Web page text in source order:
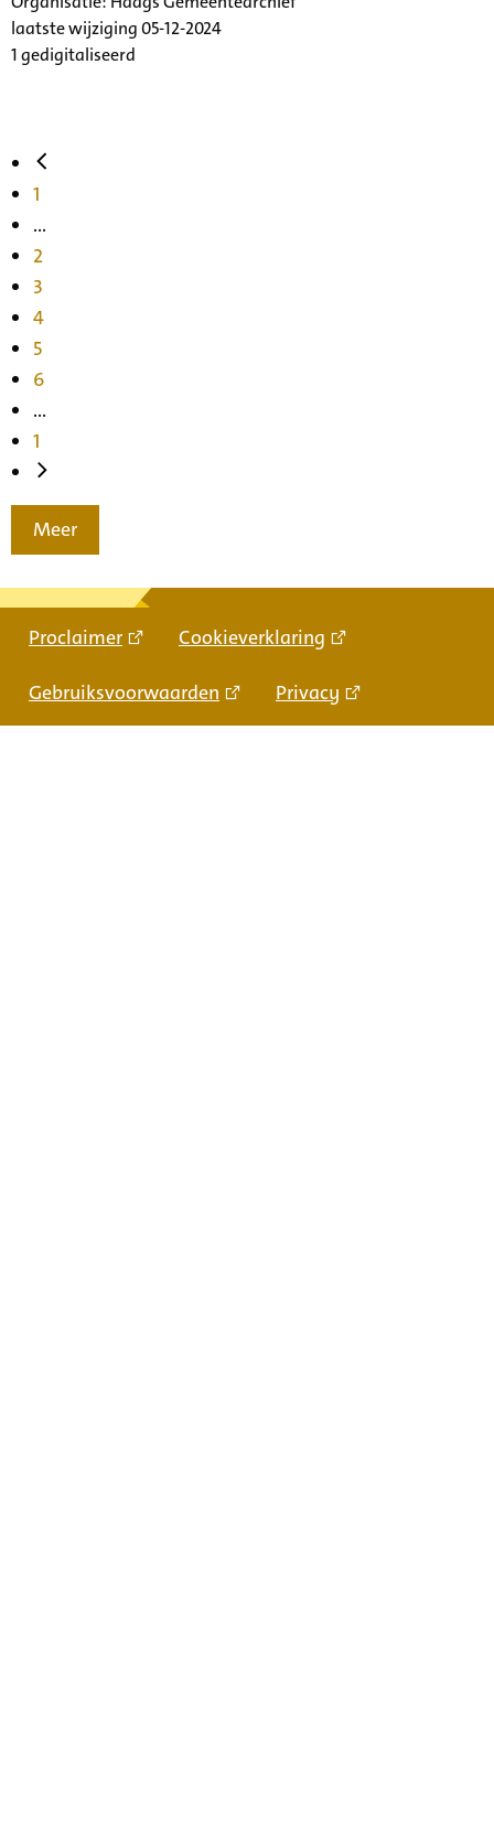
laatste wijziging 05-12-2024
1 gedigitaliseerd
1
...
2
3
4
5
6
...
1
Meer
Proclaimer Cookieverklaring
Gebruiksvoorwaarden Privacy